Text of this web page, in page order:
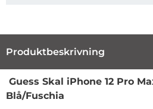
Produktbeskrivning
Guess Skal iPhone 12 Pro
Blå/Fuschia